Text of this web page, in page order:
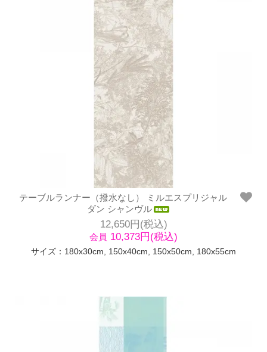
テーブルランナー（撥水なし） ミルエスプリジャル
ダン シャンヴル
12,650円(税込)
会員 10,373円(税込)
サイズ：180x30cm, 150x40cm, 150x50cm, 180x55cm